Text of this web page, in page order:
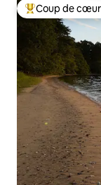
Coups de cœur
Coup de